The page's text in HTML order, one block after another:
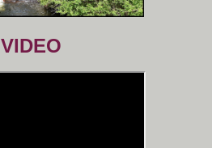
VIDEO